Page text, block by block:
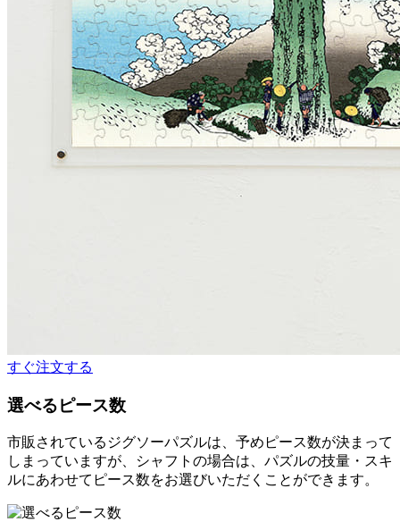
すぐ注文する
選べるピース数
市販されているジグソーパズルは、予めピース数が決まって
しまっていますが、シャフトの場合は、パズルの技量・スキ
ルにあわせてピース数をお選びいただくことができます。